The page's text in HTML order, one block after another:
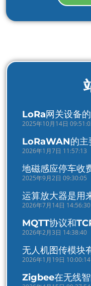
LoRa网关设备
2025年10月14日
LoRaWAN的主
2026年1月7日 11:57:13
地磁感应停车收
2025年9月2日 09:30:05
运算放大器是用
2026年7月14日 14:56:30
MQTT协议和
2026年2月3日 14:38:40
无人机图传模块
2026年1月19日 10:00:14
Zigbee在无线